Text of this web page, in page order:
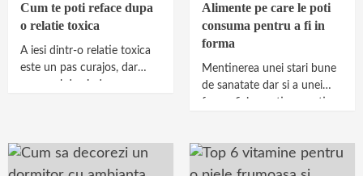
Cum te poti reface dupa
o relatie toxica
A iesi dintr-o relatie toxica
este un pas curajos, dar
Alimente pe care le poti
consuma pentru a fi in
forma
Mentinerea unei stari bune
de sanatate dar si a unei